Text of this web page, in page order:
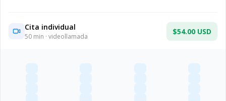
Cita individual
50 min · videollamada
$54.00 USD